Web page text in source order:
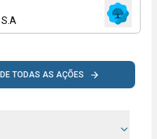
TODAS AS AÇÕES